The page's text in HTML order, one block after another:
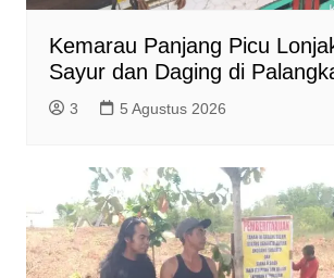
Kemarau Panjang Picu
Sayur dan Daging di
3 5 Agustus 2026